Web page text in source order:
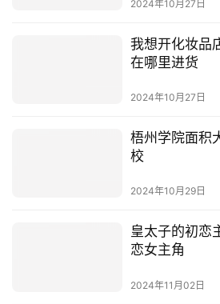
2024年10月27日
我想开化妆品
在哪里进货
2024年10月27日
梧州学院面积
校
2024年10月29日
皇太子的初恋
恋女主角
2024年11月02日